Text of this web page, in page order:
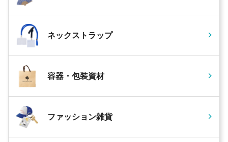
ネックストラップ
容器・包装資材
ファッション雑貨